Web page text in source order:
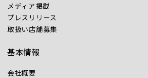
メディア掲載
プレスリリース
取扱い店舗募集
基本情報
会社概要